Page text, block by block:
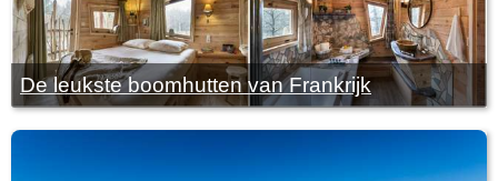
De leukste boomhutten van Frankrijk